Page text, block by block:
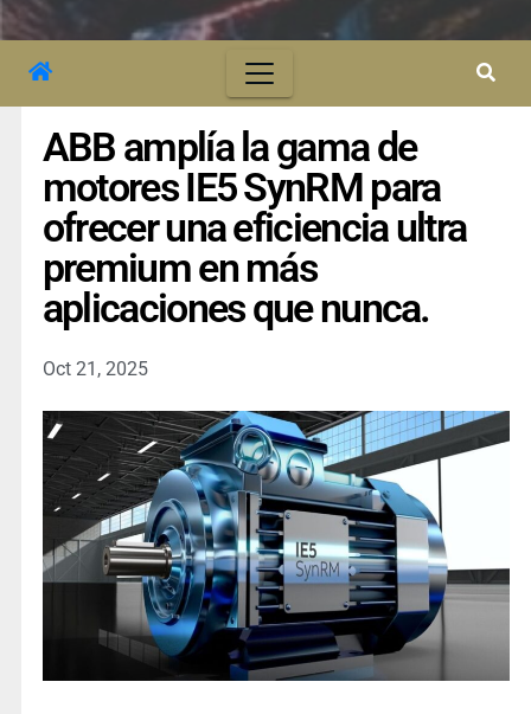
ABB amplía la gama de
motores IE5 SynRM para
ofrecer una eficiencia ultra
premium en más
aplicaciones que nunca.
Oct 21, 2025